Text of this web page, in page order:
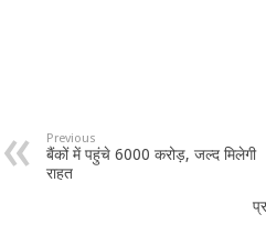
Previous
बैंकों में पहुंचे 6000 करोड़, जल्द मिलेगी
राहत